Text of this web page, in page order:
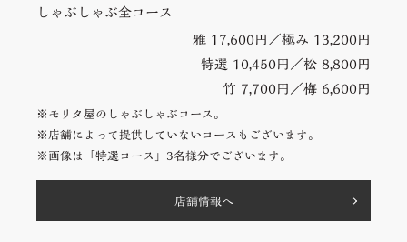
しゃぶしゃぶ全コース
雅 17,600円／極み 13,200円
特選 10,450円／松 8,800円
竹 7,700円／梅 6,600円
※モリタ屋のしゃぶしゃぶコース。
※店舗によって提供していないコースもございます。
※画像は「特選コース」3名様分でございます。
店舗情報へ